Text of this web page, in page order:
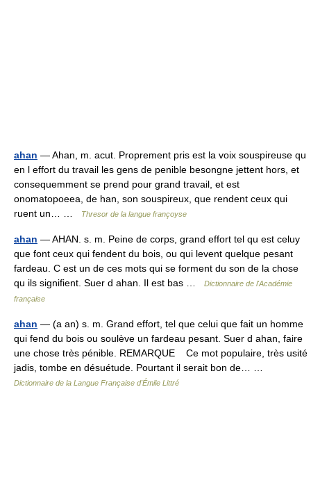
ahan — Ahan, m. acut. Proprement pris est la voix souspireuse qu
en l effort du travail les gens de penible besongne jettent hors, et
consequemment se prend pour grand travail, et est
onomatopoeea, de han, son souspireux, que rendent ceux qui
ruent un… …
Thresor de la langue françoyse
ahan — AHAN. s. m. Peine de corps, grand effort tel qu est celuy
que font ceux qui fendent du bois, ou qui levent quelque pesant
fardeau. C est un de ces mots qui se forment du son de la chose
qu ils signifient. Suer d ahan. Il est bas …
Dictionnaire de l'Académie
française
ahan — (a an) s. m. Grand effort, tel que celui que fait un homme
qui fend du bois ou soulève un fardeau pesant. Suer d ahan, faire
une chose très pénible. REMARQUE Ce mot populaire, très usité
jadis, tombe en désuétude. Pourtant il serait bon de… …
Dictionnaire de la Langue Française d'Émile Littré